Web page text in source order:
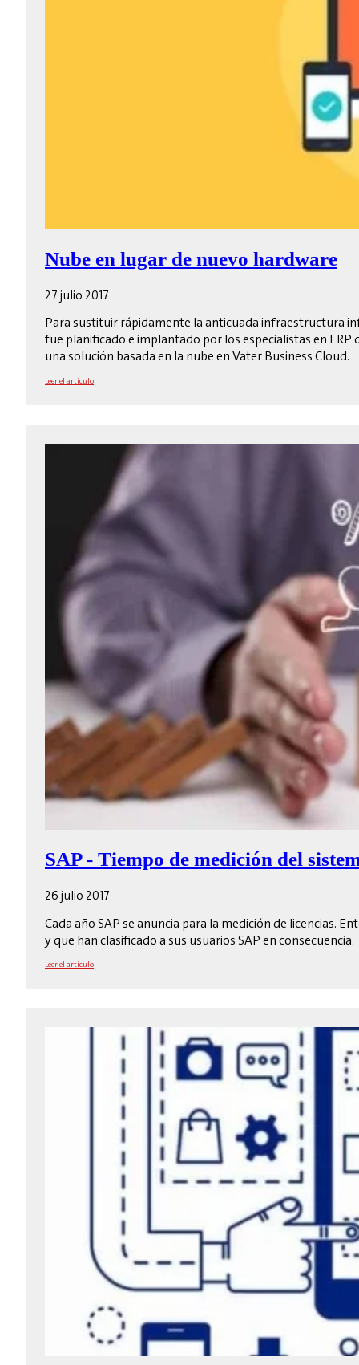
Nube en lugar de nuevo hardware
27 julio 2017
Para sustituir rápidamente la anticuada infraestructura
fue planificado e implantado por los especialistas en
una solución basada en la nube en Vater Business Cloud.
Leer el artículo
SAP - Tiempo de medición del
26 julio 2017
Cada año SAP se anuncia para la medición de licencias.
y que han clasificado a sus usuarios SAP en consecuencia.
Leer el artículo